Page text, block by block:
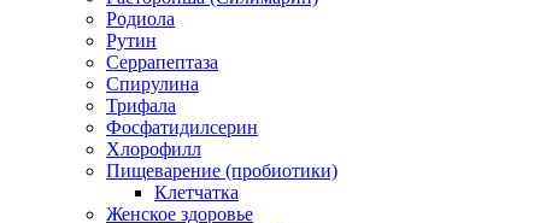
Родиола
Рутин
Серрапептаза
Спирулина
Трифала
Фосфатидилсерин
Хлорофилл
Пищеварение (пробиотики)
Клетчатка
Женское здоровье